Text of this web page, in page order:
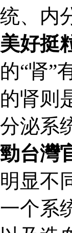
统、内
美好挺
的“肾”
的肾则
分泌系
勁台灣
明显不
一个系